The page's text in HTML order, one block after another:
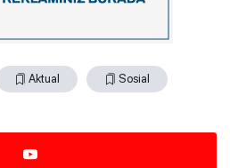
Aktual Sosial